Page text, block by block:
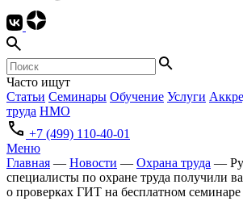
Часто ищут
Статьи Семинары Обучение Услуги
труда НМО
+7 (499) 110-40-01
Меню
Главная — Новости — Охрана труда —
специалисты по охране труда получили
о проверках ГИТ на бесплатном семинаре